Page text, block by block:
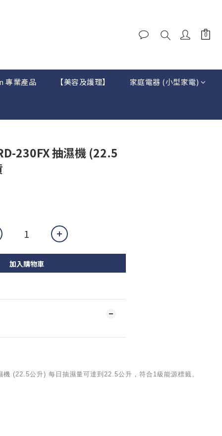
專業產品 【美容及護理】 家庭電器 (小型家電)
230FX 抽濕機 (22.5
加入購物車
(22.5公升) 每日抽濕量可達到22.5公升，符合1級能源標籤。